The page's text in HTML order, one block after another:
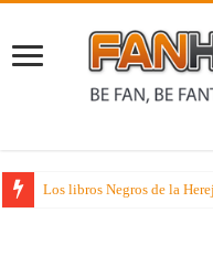
Los libros Negros de la